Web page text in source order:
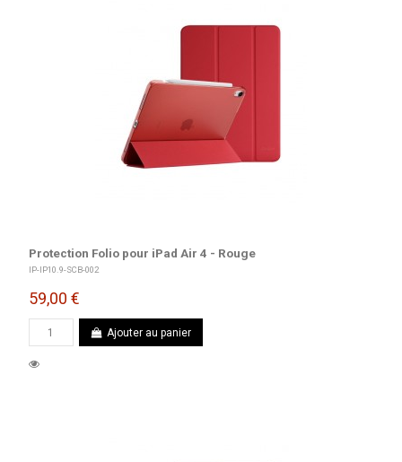
Protection Folio pour iPad Air 4 - Rouge
IP-IP10.9-SCB-002
59,00 €
Ajouter au panier